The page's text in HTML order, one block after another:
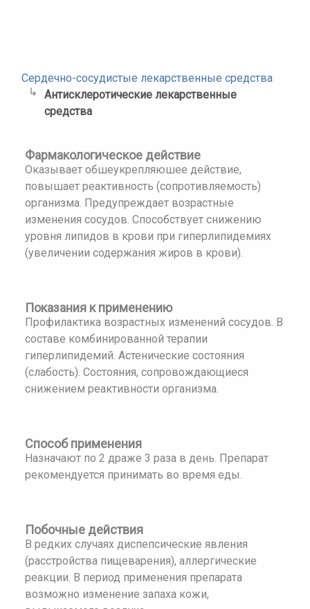
Сердечно-сосудистые лекарственные средства
Антисклеротические лекарственные
средства
Фармакологическое действие
Оказывает обшеукрепляюшее действие,
повышает реактивность (сопротивляемость)
организма. Предупреждает возрастные
изменения сосудов. Способствует снижению
уровня липидов в крови при гиперлипидемиях
(увеличении содержания жиров в крови).
Показания к применению
Профилактика возрастных изменений сосудов. В
составе комбинированной терапии
гиперлипидемий. Астенические состояния
(слабость). Состояния, сопровождающиеся
снижением реактивности организма.
Способ применения
Назначают по 2 драже 3 раза в день. Препарат
рекомендуется принимать во время еды.
Побочные действия
В редких случаях диспепсические явления
(расстройства пищеварения), аллергические
реакции. В период применения препарата
возможно изменение запаха кожи,